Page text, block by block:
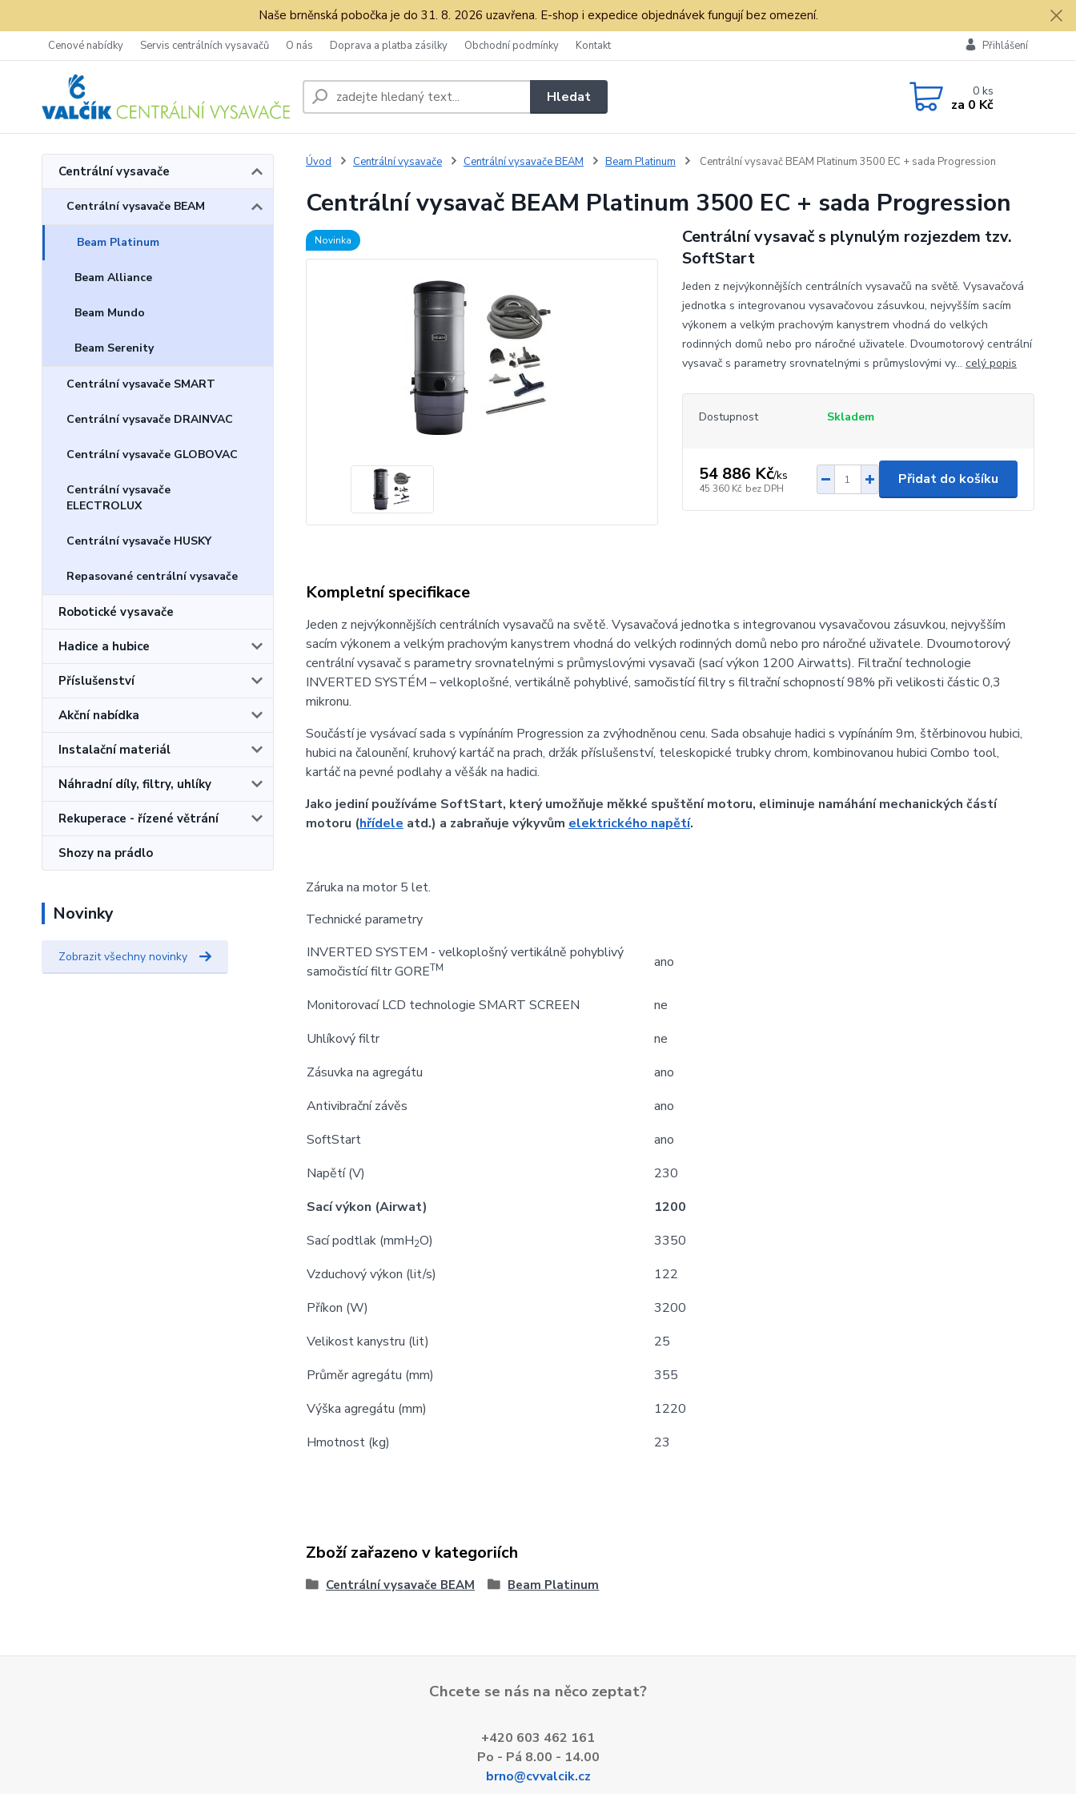
Naše brněnská pobočka je do 31. 8. 2026 uzavřena. E-shop i expedice objednávek fungují bez omezení.
Cenové nabídky Servis centrálních vysavačů O nás Doprava a platba zásilky Obchodní podmínky Kontakt Přihlášení
Hledat 0ks
za 0 Kč
Centrální vysavače
Centrální vysavače BEAM
Beam Platinum
Beam Alliance
Beam Mundo
Beam Serenity
Centrální vysavače SMART
Centrální vysavače DRAINVAC
Centrální vysavače GLOBOVAC
Centrální vysavače
ELECTROLUX
Centrální vysavače HUSKY
Repasované centrální vysavače
Robotické vysavače
Hadice a hubice
Příslušenství
Akční nabídka
Instalační materiál
Náhradní díly, filtry, uhlíky
Rekuperace - řízené větrání
Shozy na prádlo
Novinky
Zobrazit všechny novinky
Úvod Centrální vysavače Centrální vysavače BEAM Beam Platinum Centrální vysavač BEAM Platinum 3500 EC + sada Progression
Centrální vysavač BEAM Platinum 3500 EC + sada Progression
Novinka
Centrální vysavač s plynulým rozjezdem tzv.
SoftStart
Jeden z nejvýkonnějších centrálních vysavačů na světě. Vysavačová
jednotka s integrovanou vysavačovou zásuvkou, nejvyšším sacím
výkonem a velkým prachovým kanystrem vhodná do velkých
rodinných domů nebo pro náročné uživatele. Dvoumotorový centrální
vysavač s parametry srovnatelnými s průmyslovými vy... celý popis
Dostupnost Skladem
54 886 Kč/ks
45 360 Kč bez DPH
Přidat do košíku
Kompletní specifikace
Jeden z nejvýkonnějších centrálních vysavačů na světě. Vysavačová jednotka s integrovanou vysavačovou zásuvkou, nejvyšším
sacím výkonem a velkým prachovým kanystrem vhodná do velkých rodinných domů nebo pro náročné uživatele. Dvoumotorový
centrální vysavač s parametry srovnatelnými s průmyslovými vysavači (sací výkon 1200 Airwatts). Filtrační technologie
INVERTED SYSTÉM – velkoplošné, vertikálně pohyblivé, samočistící filtry s filtrační schopností 98% při velikosti částic 0,3
mikronu.
Součástí je vysávací sada s vypínáním Progression za zvýhodněnou cenu. Sada obsahuje hadici s vypínáním 9m, štěrbinovou hubici,
hubici na čalounění, kruhový kartáč na prach, držák příslušenství, teleskopické trubky chrom, kombinovanou hubici Combo tool,
kartáč na pevné podlahy a věšák na hadici.
Jako jediní používáme SoftStart, který umožňuje měkké spuštění motoru, eliminuje namáhání mechanických částí
motoru (hřídele atd.) a zabraňuje výkyvům elektrického napětí.
Záruka na motor 5 let.
Technické parametry
INVERTED SYSTEM - velkoplošný vertikálně pohyblivý
samočistící filtr GORETM ano
Monitorovací LCD technologie SMART SCREEN
ne
Uhlíkový filtr
ne
Zásuvka na agregátu
ano
Antivibrační závěs
ano
SoftStart
ano
Napětí (V)
230
Sací výkon (Airwat)
1200
Sací podtlak (mmH2O)
3350
Vzduchový výkon (lit/s)
122
Příkon (W)
3200
Velikost kanystru (lit)
25
Průměr agregátu (mm)
355
Výška agregátu (mm)
1220
Hmotnost (kg)
23
Zboží zařazeno v kategoriích
Centrální vysavače BEAM Beam Platinum
Chcete se nás na něco zeptat?
+420 603 462 161
Po - Pá 8.00 - 14.00
brno@cvvalcik.cz